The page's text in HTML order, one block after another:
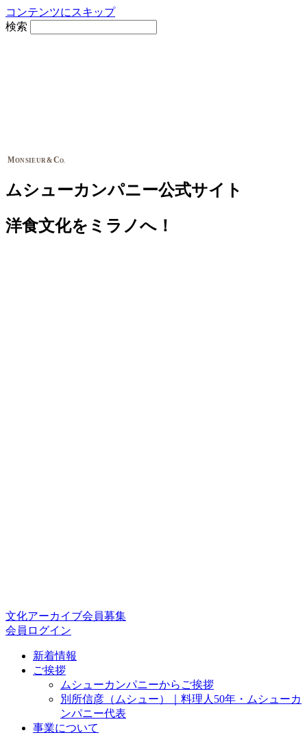
コンテンツにスキップ
検索
MONSIEUR&CO.
ムシューカンパニー公式サイト
洋食文化をミラノへ！
文化アーカイブ会員募集
会員ログイン
新着情報
ご挨拶
ムシューカンパニーからご挨拶
別所信彦（ムシュー）｜料理人50年・ムシューカ
ンパニー代表
事業について